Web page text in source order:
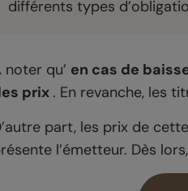
différents types
noter qu’ en cas de
prix . En revanche, les
part, les prix de
l’émetteur. Dès